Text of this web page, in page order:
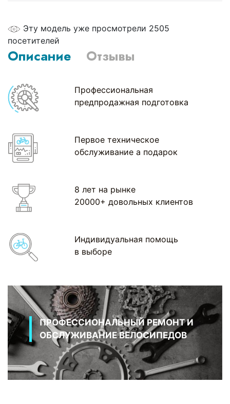
Эту модель уже просмотрели 2505
посетителей
Описание Отзывы
Профессиональная
предпродажная подготовка
Первое техническое
обслуживание а подарок
8 лет на рынке
20000+ довольных клиентов
Индивидуальная помощь
в выборе
ПРОФЕССИОНАЛЬНЫЙ РЕМОНТ И
ОБСЛУЖИВАНИЕ ВЕЛОСИПЕДОВ